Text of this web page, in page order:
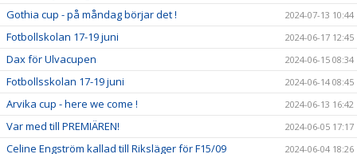
Gothia cup - på måndag börjar det ! 2024-07-13 10:44
Fotbollskolan 17-19 juni 2024-06-17 12:45
Dax för Ulvacupen 2024-06-15 08:34
Fotbollsskolan 17-19 juni 2024-06-14 08:45
Arvika cup - here we come ! 2024-06-13 16:42
Var med till PREMIÄREN! 2024-06-05 17:17
Celine Engström kallad till Riksläger för F15/09 2024-06-04 18:26